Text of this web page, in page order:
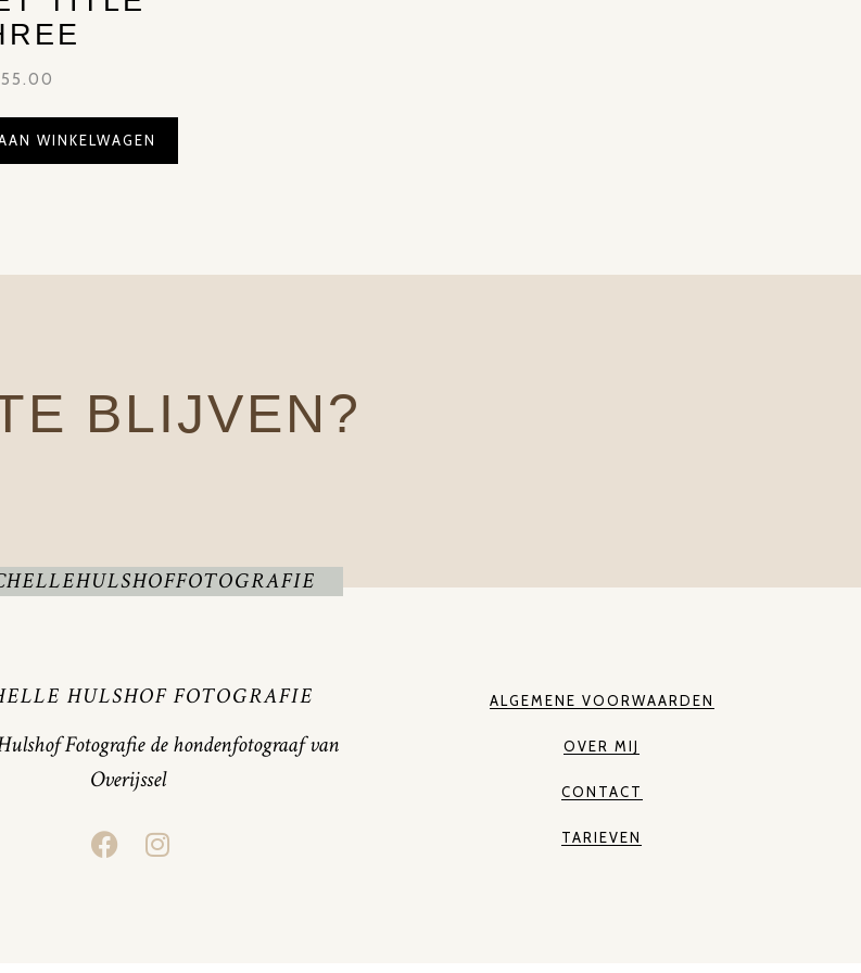
55.00
WINKELWAGEN
BLIJVEN?
HULSHOF FOTOGRAFIE
Fotografie de hondenfotograaf van
Overijssel
ALGEMENE VOORWAARDEN
OVER MIJ
CONTACT
TARIEVEN